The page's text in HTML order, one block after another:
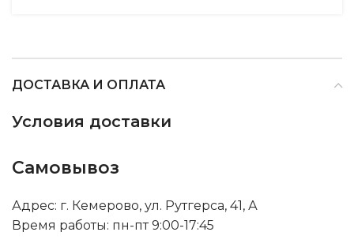
ДОСТАВКА И ОПЛАТА
Условия доставки
Самовывоз
Адрес: г. Кемерово, ул. Рутгерса, 41, А
Время работы: пн-пт 9:00-17:45